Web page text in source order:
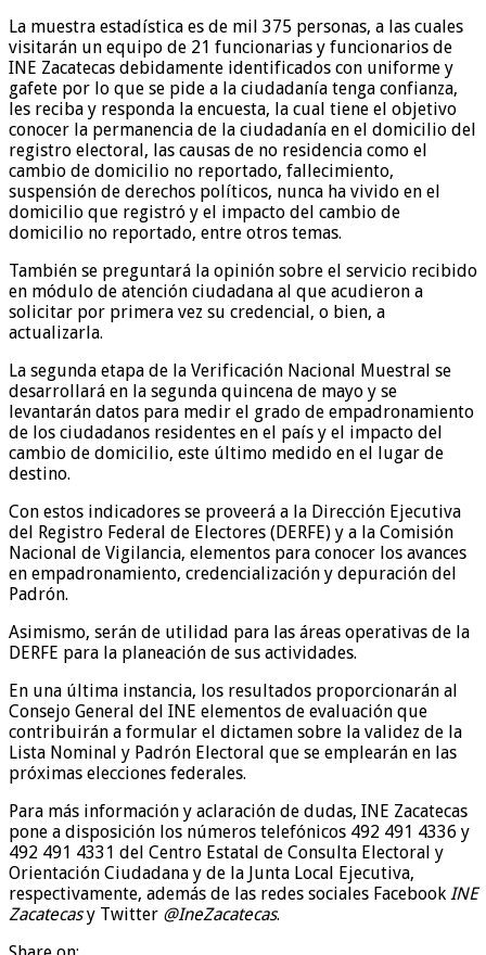
La muestra estadística es de mil 375 personas, a las cuales
visitarán un equipo de 21 funcionarias y funcionarios de
INE Zacatecas debidamente identificados con uniforme y
gafete por lo que se pide a la ciudadanía tenga confianza,
les reciba y responda la encuesta, la cual tiene el objetivo
conocer la permanencia de la ciudadanía en el domicilio del
registro electoral, las causas de no residencia como el
cambio de domicilio no reportado, fallecimiento,
suspensión de derechos políticos, nunca ha vivido en el
domicilio que registró y el impacto del cambio de
domicilio no reportado, entre otros temas.
También se preguntará la opinión sobre el servicio recibido
en módulo de atención ciudadana al que acudieron a
solicitar por primera vez su credencial, o bien, a
actualizarla.
La segunda etapa de la Verificación Nacional Muestral se
desarrollará en la segunda quincena de mayo y se
levantarán datos para medir el grado de empadronamiento
de los ciudadanos residentes en el país y el impacto del
cambio de domicilio, este último medido en el lugar de
destino.
Con estos indicadores se proveerá a la Dirección Ejecutiva
del Registro Federal de Electores (DERFE) y a la Comisión
Nacional de Vigilancia, elementos para conocer los avances
en empadronamiento, credencialización y depuración del
Padrón.
Asimismo, serán de utilidad para las áreas operativas de la
DERFE para la planeación de sus actividades.
En una última instancia, los resultados proporcionarán al
Consejo General del INE elementos de evaluación que
contribuirán a formular el dictamen sobre la validez de la
Lista Nominal y Padrón Electoral que se emplearán en las
próximas elecciones federales.
Para más información y aclaración de dudas, INE Zacatecas
pone a disposición los números telefónicos 492 491 4336 y
492 491 4331 del Centro Estatal de Consulta Electoral y
Orientación Ciudadana y de la Junta Local Ejecutiva,
respectivamente, además de las redes sociales Facebook INE
Zacatecasy Twitter @IneZacatecas.